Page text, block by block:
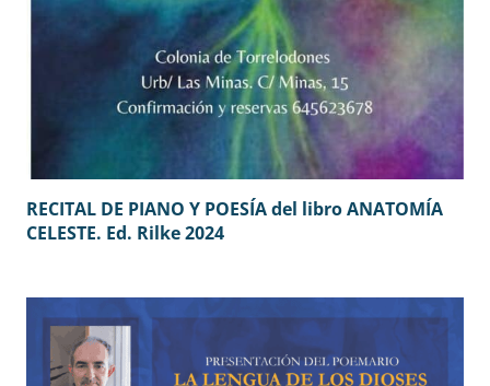
RECITAL DE PIANO Y POESÍA del libro ANATOMÍA
CELESTE. Ed. Rilke 2024